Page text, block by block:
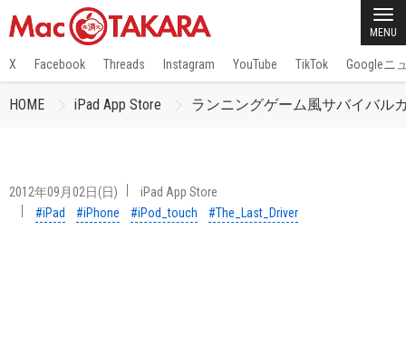
MENU
X Facebook Threads Instagram YouTube TikTok Googleニ
HOME iPad App Store ランニングゲーム風サバイバル
2012年09月02日(日)
iPad App Store
#iPad
#iPhone #iPod_touch #The_Last_Driver